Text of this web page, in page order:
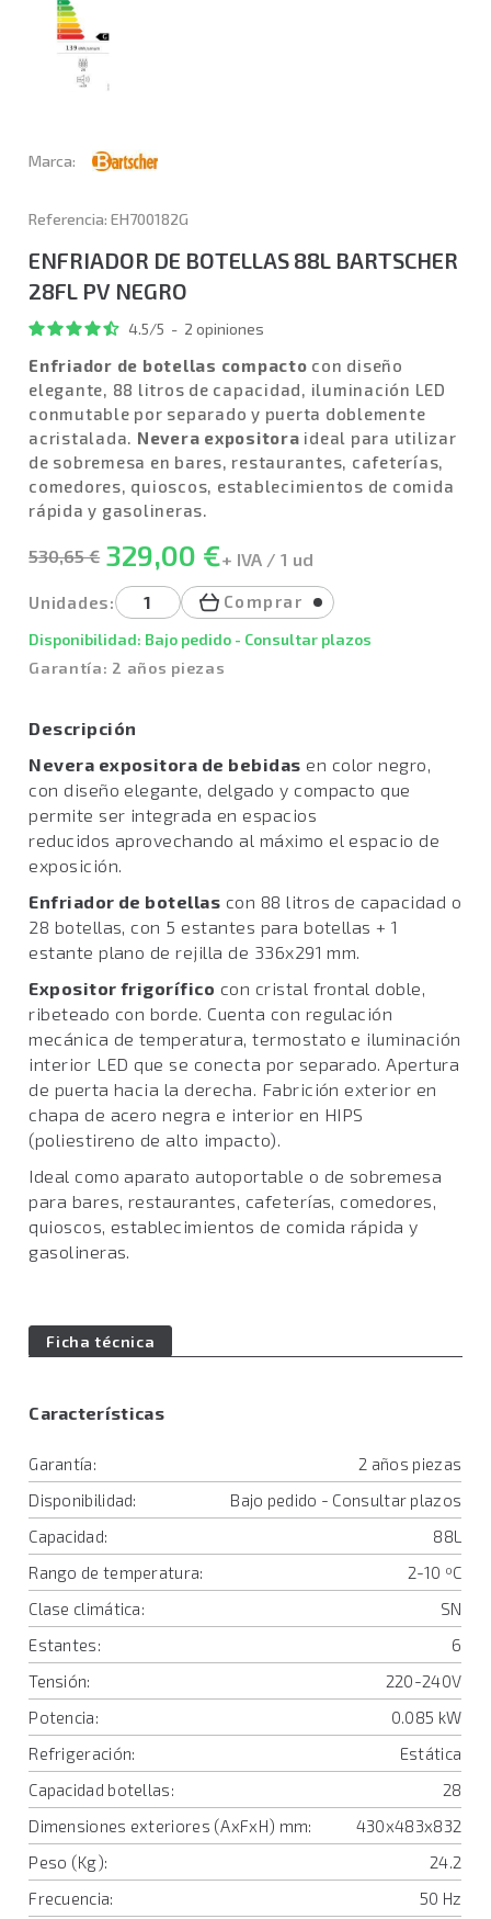
Marca:
Referencia: EH700182G
ENFRIADOR DE BOTELLAS 88L BARTSCHER
28FL PV NEGRO
4.5/5 - 2opiniones
Enfriador de botellas compacto con diseño
elegante, 88 litros de capacidad, iluminación LED
conmutable por separado y puerta doblemente
acristalada. Nevera expositora ideal para utilizar
de sobremesa en bares, restaurantes, cafeterías,
comedores, quioscos, establecimientos de comida
rápida y gasolineras.
530,65 € 329,00 €+ IVA / 1 ud
Unidades: Comprar
Disponibilidad: Bajo pedido - Consultar plazos
Garantía: 2 años piezas
Descripción
Nevera expositora de bebidas en color negro,
con diseño elegante, delgado y compacto que
permite ser integrada en espacios
reducidos aprovechando al máximo el espacio de
exposición.
Enfriador de botellas con 88 litros de capacidad o
28 botellas, con 5 estantes para botellas + 1
estante plano de rejilla de 336x291 mm.
Expositor frigorífico con cristal frontal doble,
ribeteado con borde. Cuenta con regulación
mecánica de temperatura, termostato e iluminación
interior LED que se conecta por separado. Apertura
de puerta hacia la derecha. Fabrición exterior en
chapa de acero negra e interior en HIPS
(poliestireno de alto impacto).
Ideal como aparato autoportable o de sobremesa
para bares, restaurantes, cafeterías, comedores,
quioscos, establecimientos de comida rápida y
gasolineras.
Ficha técnica
Características
Garantía:
2 años piezas
Disponibilidad:
Bajo pedido - Consultar plazos
Capacidad:
88L
Rango de temperatura:
2-10 ºC
Clase climática:
SN
Estantes:
6
Tensión:
220-240V
Potencia:
0.085 kW
Refrigeración:
Estática
Capacidad botellas:
28
Dimensiones exteriores (AxFxH) mm:
430x483x832
Peso (Kg):
24.2
Frecuencia:
50 Hz